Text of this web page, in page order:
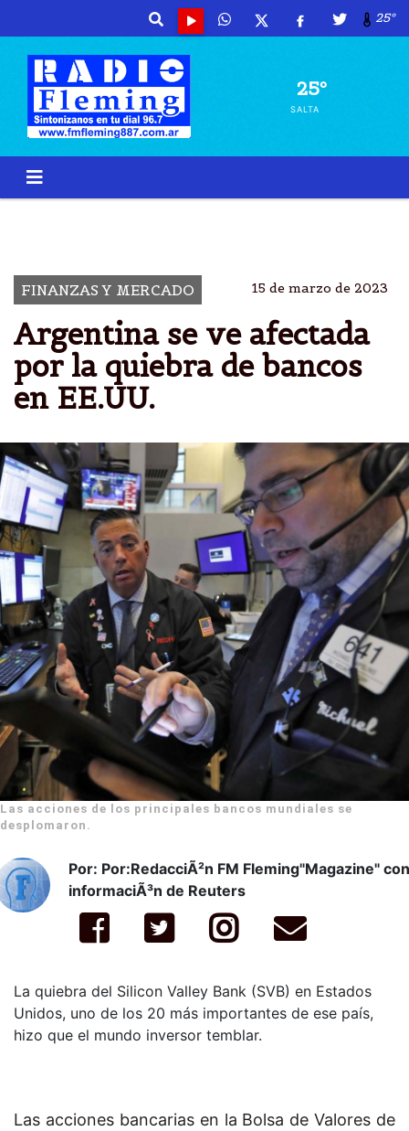
25º
25º
SALTA
FINANZAS Y MERCADO 15 de marzo de 2023
Argentina se ve afectada
por la quiebra de bancos
en EE.UU.
Las acciones de los principales bancos mundiales se
desplomaron.
Por: Por:RedacciÃ²n FM Fleming"Magazine" con
informaciÃ³n de Reuters
La quiebra del Silicon Valley Bank (SVB) en Estados
Unidos, uno de los 20 más importantes de ese país,
hizo que el mundo inversor temblar.
Las acciones bancarias en la Bolsa de Valores de